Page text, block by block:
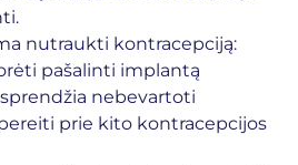
nutraukti kontracepciją:
pašalinti implantą
nebevartoti
prie kito kontracepcijos